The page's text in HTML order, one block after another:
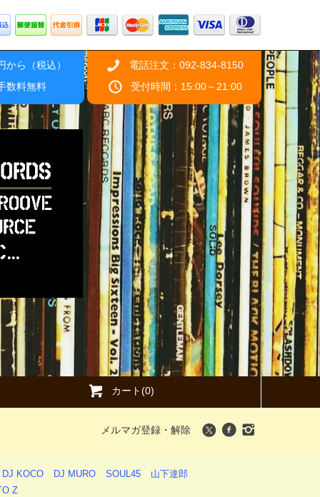
ら（税込）
数料無料
電話注文：092-834-8150
受付時間：15:00～21:00
カート(0)
メルマガ登録・解除
DJ KOCO DJ MURO SOUL45
山下達郎
Z